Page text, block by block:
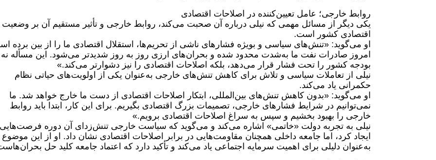
روابط خارجی؛ عامل تعیین‌کننده در اصلاحات اقتصادی
یکی دیگر از مسائل مهمی که نیلی درباره آن صحبت می‌کند، روابط خارجی و تأثیر مستقیم آن بر وضعیت
اقتصادی کشور است.
او می‌گوید: «تنش‌های سیاسی و بویژه فشارهای ناشی از تحریم‌ها، استقلال اقتصادی ما را از بین برده
امروز صادرات نفت ما به‌شدت محدود شده و بحران‌های ارزی روز به روز شدیدتر می‌شود. این مسأله نه
بودجه کشور را تحت فشار قرار می‌دهد، بلکه اصلاحات اقتصادی را نیز دشوارتر می‌کند.»
نیلی از تعاملات سیاسی و تلاش برای کاهش تنش‌های خارجی به‌عنوان یکی از اولویت‌های حیاتی نظام
حکمرانی یاد می‌کند.
او می‌گوید: «بدون کاهش تنش‌های بین‌المللی، ابتکار اصلاحات اقتصادی از دست ما خارج خواهد شد. ما
نمی‌توانیم در شرایط فشارهای خارجی، تصمیمات بزرگ اقتصادی بگیریم. برای این کار، ابتدا باید روابط
خارجی را بهبود بخشیم و سپس به سراغ اصلاحات اقتصادی برویم.»
نیلی به تجربه دولت «خاتمی» اشاره می‌کند و می‌گوید که سیاست خارجی تنش‌زدای آن دوره فرصت‌هایی
ایجاد کرد، اما جامعه داخلی همچنان مقاومت‌هایی در برابر اصلاحات اقتصادی نشان داد. او از این موضوع
به‌عنوان دلیلی برای اهمیت سرمایه اجتماعی یاد می‌کند و تأکید دارد که اعتماد جامعه کلید حل